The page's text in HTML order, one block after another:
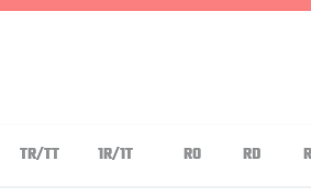
TR/TT 1R/1T RO RD